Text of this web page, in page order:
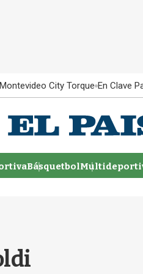
City Torque En Clave
Básquetbol